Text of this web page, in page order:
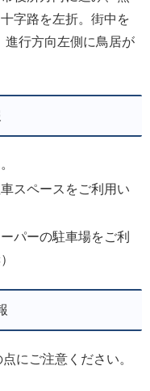
字路を左折。街中を
進行方向左側に鳥居が
スペースをご利用い
パーの駐車場をご利
にご注意ください。